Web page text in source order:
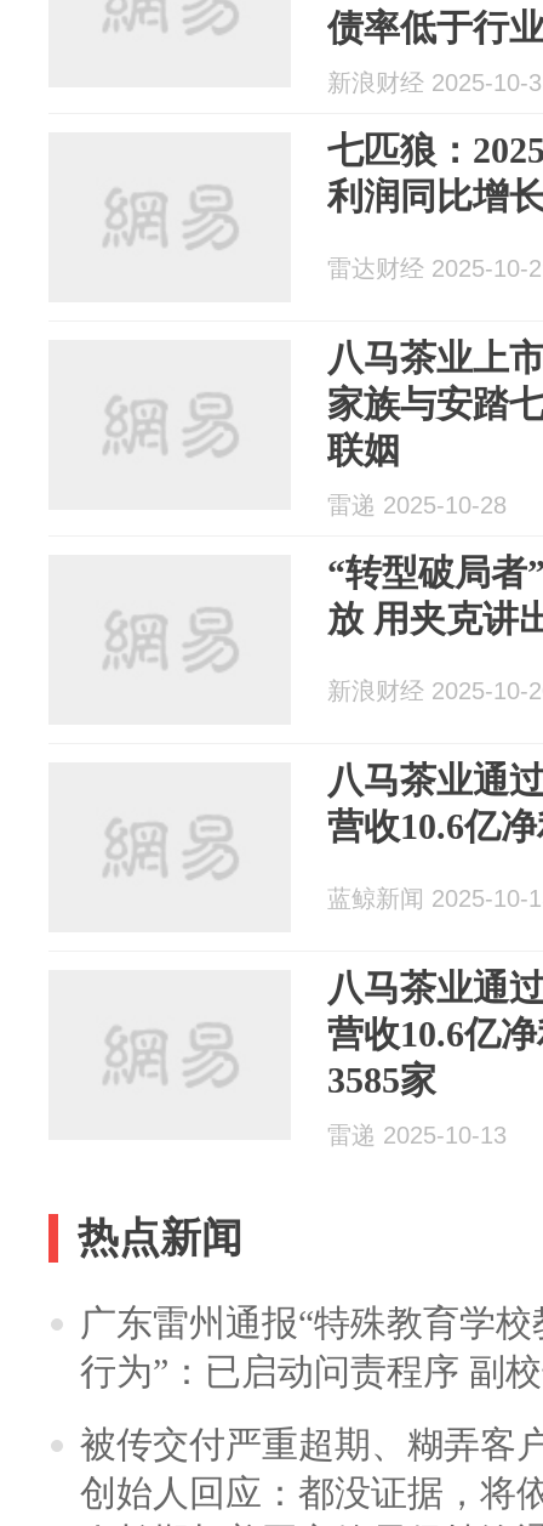
债率低于行
行业平均
新浪财经 2025-10-
七匹狼：
利润同比增
雷达财经 2025-10-
八马茶业上
家族与安踏
联姻
雷递 2025-10-28
“转型破局者
放 用夹克讲
新浪财经 2025-10-
八马茶业通
营收10.6亿
蓝鲸新闻 2025-10-
八马茶业通
营收10.6亿
3585家
雷递 2025-10-13
热点新闻
广东雷州通报“特殊教育学
行为”：已启动问责程序 副
被传交付严重超期、糊弄客
创始人回应：都没证据，将